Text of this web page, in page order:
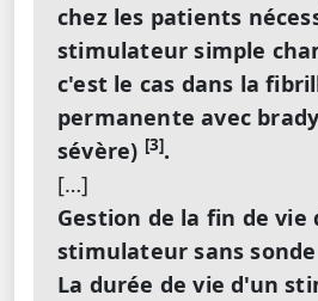
chez les patients
stimulateur simple
c'est le cas dans la
permanente avec
sévère) [3].
[…]
Gestion de la fin de vie
stimulateur sans sonde
La durée de vie d'un